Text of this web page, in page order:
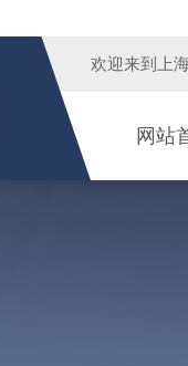
欢迎来到 上
网站